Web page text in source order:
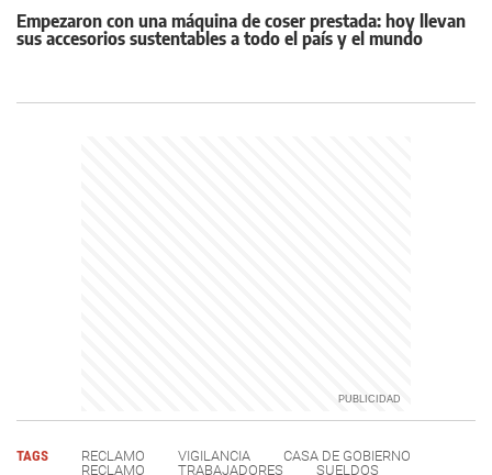
Empezaron con una máquina de coser prestada: hoy llevan
sus accesorios sustentables a todo el país y el mundo
TAGS RECLAMO VIGILANCIA
CASA DE GOBIERNO
RECLAMO
TRABAJADORES SUELDOS